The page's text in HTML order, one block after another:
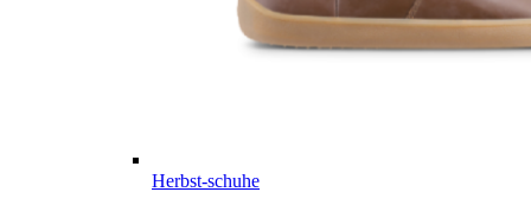
Herbst-schuhe